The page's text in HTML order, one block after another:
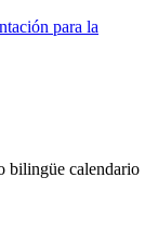
para la
bilingüe calendario